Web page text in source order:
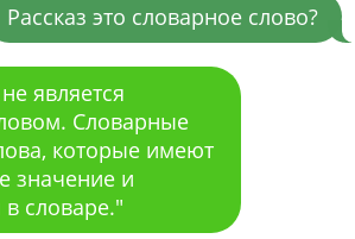
Рассказ это словарное слово?
является
Словарные
которые имеют
значение и
словаре."